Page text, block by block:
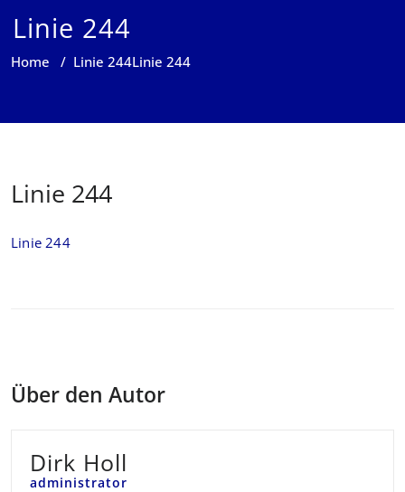
Linie 244
Home / Linie 244Linie 244
Linie 244
Linie 244
Über den Autor
Dirk Holl
administrator